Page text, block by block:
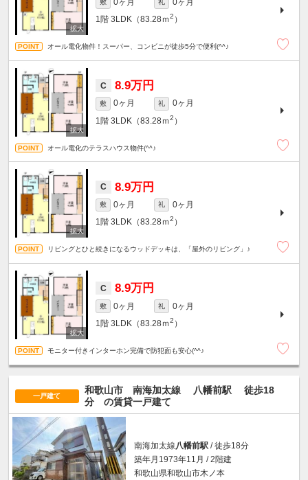
敷 0ヶ月 礼
0ヶ月
1階 3LDK（83.28ｍ2 ）
オール電化物件！スーパー、コンビニが徒歩5分で便利(^^♪
C 8.9万円
敷 0ヶ月 礼
0ヶ月
1階 3LDK（83.28ｍ2 ）
オール電化のテラスハウス物件(^^♪
C 8.9万円
敷 0ヶ月 礼
0ヶ月
1階 3LDK（83.28ｍ2 ）
リビングとひと続きになるウッドデッキは、「屋外のリビング」♪
C 8.9万円
敷 0ヶ月 礼
0ヶ月
1階 3LDK（83.28ｍ2 ）
モニター付きインターホン完備で防犯面も安心(^^♪
一戸建て
和歌山市 南海加太線 八幡前駅
徒歩18
分 の賃貸一戸建て
南海加太線 八幡前駅 / 徒歩18分
築年月1973年11月 / 2階建
和歌山県和歌山市木ノ本